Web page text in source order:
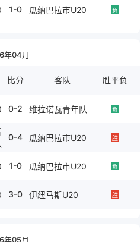
1-0 瓜纳巴拉市U20 负
年04月
比分 客队 胜平负
0-2 维拉诺瓦青年队 负
0-4 瓜纳巴拉市U20 胜
1-0 瓜纳巴拉市U20 负
3-0 伊纽马斯U20 胜
年05月